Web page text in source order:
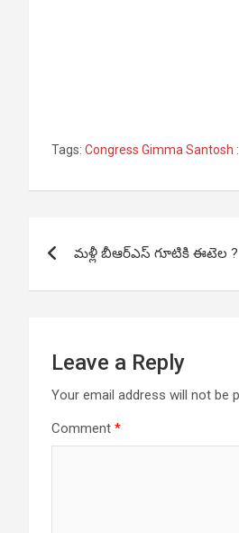
Tags: Congress Gimma Santosh :
navigation
మళ్లీ బీఆర్ఎస్ గూటికి ఈటెల ?
Leave a Reply
Your email address will not be
Comment *